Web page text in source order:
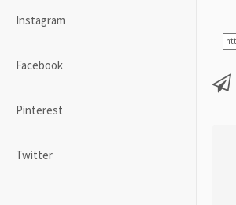
Instagram
Facebook
Pinterest
Twitter